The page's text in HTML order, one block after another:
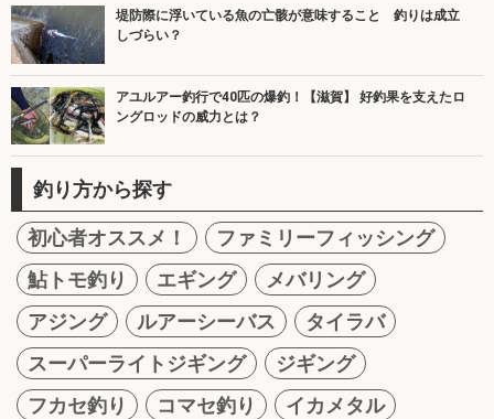
堤防際に浮いている魚の亡骸が意味すること 釣りは成立
しづらい？
アユルアー釣行で40匹の爆釣！【滋賀】 好釣果を支えたロ
ングロッドの威力とは？
釣り方から探す
初心者オススメ！
ファミリーフィッシング
鮎トモ釣り
エギング
メバリング
アジング
ルアーシーバス
タイラバ
スーパーライトジギング
ジギング
フカセ釣り
コマセ釣り
イカメタル